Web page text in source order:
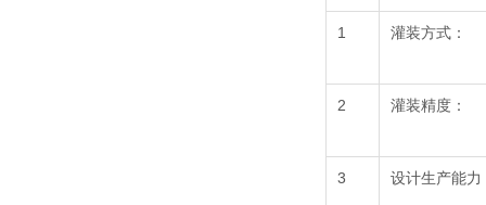
1 灌装方式：
2 灌装精度：
3 设计生产能力